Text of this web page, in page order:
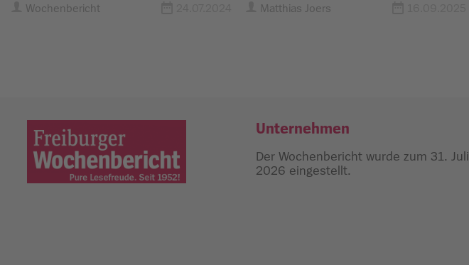
Wochenbericht Matthias Joers
Unternehmen
Der Wochenbericht wurde zum 31. Juli
2026 eingestellt.